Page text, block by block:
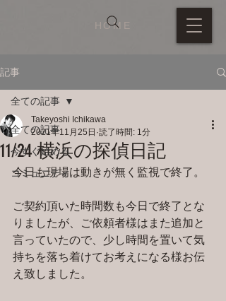
HOME
記事
全ての記事
今すぐ始める
コミュニティ
全ての記事
11/24 横浜の探偵日記
Takeyoshi Ichikawa
2021年11月25日 読了時間: 1分
今日も現場は動きが無く監視で終了。
ご契約頂いた時間数も今日で終了とな
りましたが、ご依頼者様はまた追加と
言っていたので、少し時間を置いて気
持ちを落ち着けてお考えになる様お伝
え致しました。